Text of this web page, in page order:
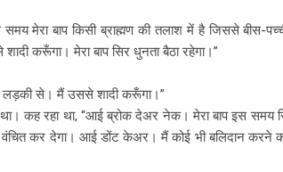
समय मेरा बाप किसी ब्राह्मण की तलाश में है जिससे बीस-
करूँगा। मेरा बाप सिर धुनता बैठा रहेगा।”
लड़की से। मैं उससे शादी करूँगा।”
रहा था, “आई ब्रोक देअर नेक। मेरा बाप इस समय सिर
से वंचित कर देगा। आई डोंट केअर। मैं कोई भी बलिदान करने